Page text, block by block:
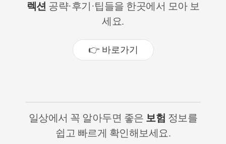
렉션 공략·후기·팁들을 한곳에서 모아 보
세요.
👉 바로가기
일상에서 꼭 알아두면 좋은 보험 정보를
쉽고 빠르게 확인해보세요.